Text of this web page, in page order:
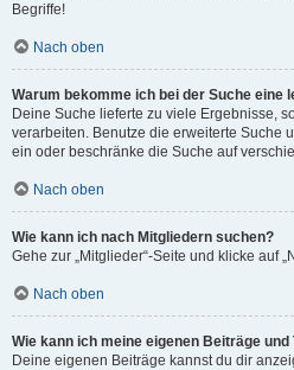
Begriffe!
Nach oben
Warum bekomme ich bei der Suche eine
Deine Suche lieferte zu viele Ergebnisse,
verarbeiten. Benutze die erweiterte Suche
ein oder beschränke die Suche auf
Nach oben
Wie kann ich nach Mitgliedern suchen?
Gehe zur „Mitglieder“-Seite und klicke auf
Nach oben
Wie kann ich meine eigenen Beiträge und
Deine eigenen Beiträge kannst du dir